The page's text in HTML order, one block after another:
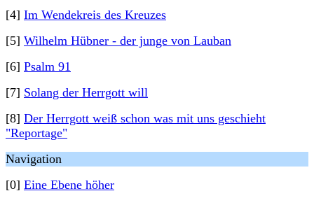
[4] Im Wendekreis des Kreuzes
[5] Wilhelm Hübner - der junge von Lauban
[6] Psalm 91
[7] Solang der Herrgott will
[8] Der Herrgott weiß schon was mit uns geschieht
"Reportage"
Navigation
[0] Eine Ebene höher